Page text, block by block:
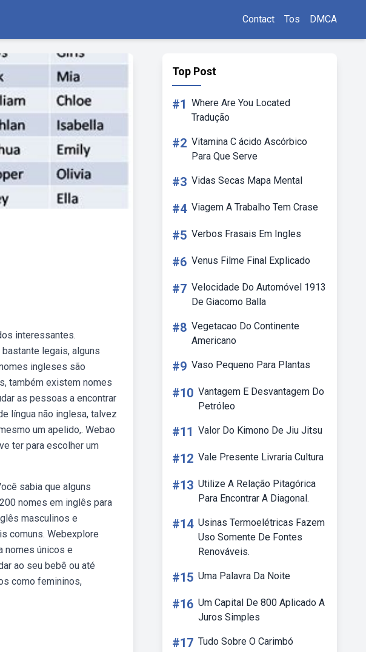
Contact Tos DMCA
interessantes.
legais, alguns
ingleses são
também existem nomes
as pessoas a encontrar
língua não inglesa, talvez
um apelido,. Webao
ter para escolher um
sabia que alguns
nomes em inglês para
masculinos e
comuns. Webexplore
nomes únicos e
ao seu bebê ou até
como femininos,
Top Post
#1 Where Are You Located
Tradução
#2 Vitamina C ácido Ascórbico
Para Que Serve
#3 Vidas Secas Mapa Mental
#4 Viagem A Trabalho Tem Crase
#5 Verbos Frasais Em Ingles
#6 Venus Filme Final Explicado
#7 Velocidade Do Automóvel 1913
De Giacomo Balla
#8 Vegetacao Do Continente
Americano
#9 Vaso Pequeno Para Plantas
#10 Vantagem E Desvantagem Do
Petróleo
#11 Valor Do Kimono De Jiu Jitsu
#12 Vale Presente Livraria Cultura
#13 Utilize A Relação Pitagórica
Para Encontrar A Diagonal.
#14 Usinas Termoelétricas Fazem
Uso Somente De Fontes
Renováveis.
#15 Uma Palavra Da Noite
#16 Um Capital De 800 Aplicado A
Juros Simples
#17 Tudo Sobre O Carimbó